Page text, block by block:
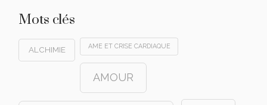
Mots clés
ALCHIMIE AME ET CRISE CARDIAQUE
AMOUR